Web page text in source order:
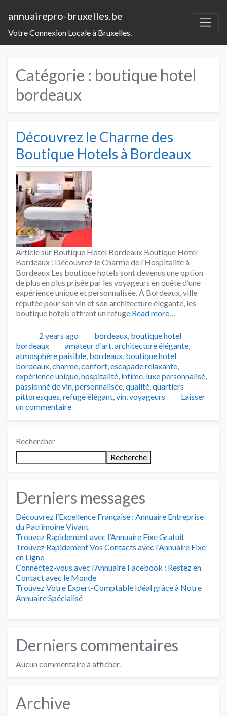
annuairepro-bruxelles.be
Votre Connexion Locale à Bruxelles.
Catégorie : boutique hotel
bordeaux
Découvrez le Charme des
Boutique Hotels à Bordeaux
Article sur Boutique Hotel Bordeaux Boutique Hotel
Bordeaux : Découvrez le Charme de l’Hospitalité à
Bordeaux Les boutique hotels sont devenus une option
de plus en plus prisée par les voyageurs en quête d’une
expérience unique et personnalisée. À Bordeaux, ville
réputée pour son vin et son architecture élégante, les
boutique hotels offrent un refuge Read more…
Publié2 years ago Catégories
bordeaux, boutique hotel
bordeaux
Tags
amateur d'art,architecture élégante,
atmosphère paisible, bordeaux, boutique hotel
bordeaux,charme,confort,escapade relaxante,
expérience unique,hospitalité, intime, luxe personnalisé,
passionné de vin,personnalisée,qualité,quartiers
pittoresques,refuge élégant,vin,voyageurs
Laisser
un commentaire
Rechercher
Recherche
Derniers messages
Découvrez l’Excellence Française : Annuaire Entreprise
du Patrimoine Vivant
Trouvez Rapidement avec l’Annuaire Fixe Gratuit
Trouvez Rapidement Vos Contacts avec l’Annuaire Fixe
en Ligne
Connectez-vous avec l’Annuaire Facebook : Restez en
Contact avec le Monde
Trouvez Votre Expert-Comptable Idéal grâce à Notre
Annuaire Spécialisé
Derniers commentaires
Aucun commentaire à afficher.
Archive